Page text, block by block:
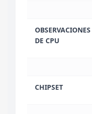
OBSERVACIONES
DE CPU
CHIPSET